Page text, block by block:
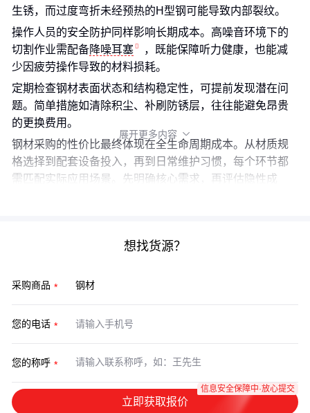
生锈，而过度弯折未经预热的H型钢可能导致内部裂纹。
操作人员的安全防护同样影响长期成本。高噪音环境下的
切割作业需配备降噪耳塞
，既能保障听力健康，也能减
少因疲劳操作导致的材料损耗。
定期检查钢材表面状态和结构稳定性，可提前发现潜在问
题。简单措施如清除积尘、补刷防锈层，往往能避免昂贵
的更换费用。
钢材采购的性价比最终体现在全生命周期成本。从材质规
格选择到配套设备投入，再到日常维护习惯，每个环节都
需匹配实际应用场景。先明确核心需求，再评估隐性成
展开更多内容 
想找货源？
采购商品
您的电话
您的称呼
立即获取报价
信息安全保障中·放心提交